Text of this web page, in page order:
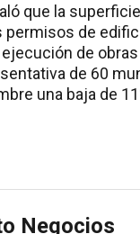
que la
permisos de
de
de 60
una baja de
Negocios